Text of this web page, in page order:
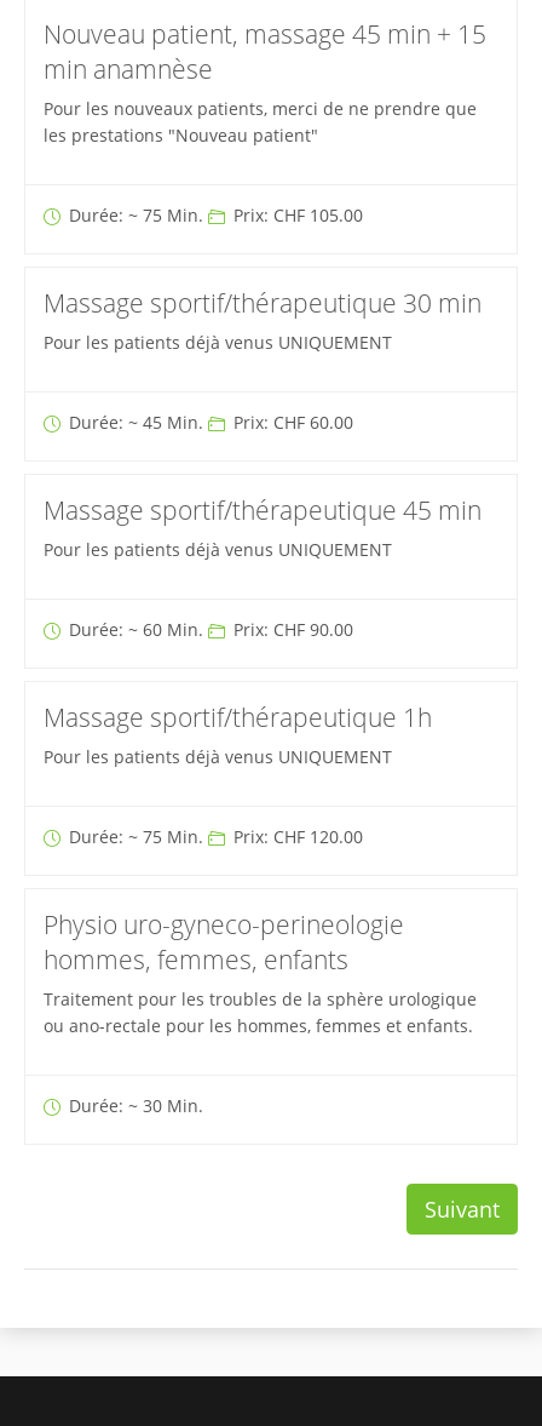
Nouveau patient, massage 45 min + 15
min anamnèse
Pour les nouveaux patients, merci de ne prendre que
les prestations "Nouveau patient"
Durée: ~ 75 Min. Prix: CHF 105.00
Massage sportif/thérapeutique 30 min
Pour les patients déjà venus UNIQUEMENT
Durée: ~ 45 Min. Prix: CHF 60.00
Massage sportif/thérapeutique 45 min
Pour les patients déjà venus UNIQUEMENT
Durée: ~ 60 Min. Prix: CHF 90.00
Massage sportif/thérapeutique 1h
Pour les patients déjà venus UNIQUEMENT
Durée: ~ 75 Min. Prix: CHF 120.00
Physio uro-gyneco-perineologie
hommes, femmes, enfants
Traitement pour les troubles de la sphère urologique
ou ano-rectale pour les hommes, femmes et enfants.
Durée: ~ 30 Min.
Suivant